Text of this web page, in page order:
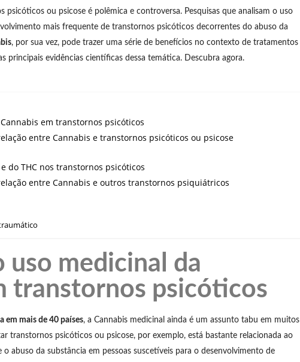
psicóticos ou psicose é polêmica e controversa. Pesquisas que analisam o uso
mais frequente de transtornos psicóticos decorrentes do abuso da
, por sua vez, pode trazer uma série de benefícios no contexto de tratamentos
principais evidências científicas dessa temática. Descubra agora.
em transtornos psicóticos
entre Cannabis e transtornos psicóticos ou psicose
do THC nos transtornos psicóticos
entre Cannabis e outros transtornos psiquiátricos
uso medicinal da
transtornos psicóticos
em mais de 40 países, a Cannabis medicinal ainda é um assunto tabu em muitos
transtornos psicóticos ou psicose, por exemplo, está bastante relacionada ao
abuso da substância em pessoas suscetíveis para o desenvolvimento de